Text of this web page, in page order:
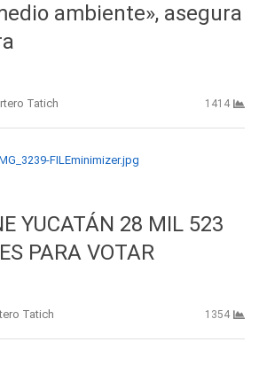
ambiente», asegura
Tatich 1414
YUCATÁN 28 MIL 523
PARA VOTAR
Tatich 1354